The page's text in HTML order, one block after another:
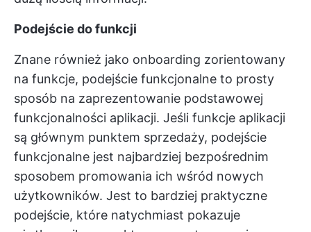
Podejście do funkcji
Znane również jako onboarding zorientowany
na funkcje, podejście funkcjonalne to prosty
sposób na zaprezentowanie podstawowej
funkcjonalności aplikacji. Jeśli funkcje aplikacji
są głównym punktem sprzedaży, podejście
funkcjonalne jest najbardziej bezpośrednim
sposobem promowania ich wśród nowych
użytkowników. Jest to bardziej praktyczne
podejście, które natychmiast pokazuje